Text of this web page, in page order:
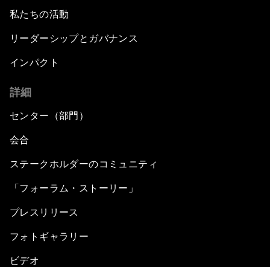
私たちの活動
リーダーシップとガバナンス
インパクト
詳細
センター（部門）
会合
ステークホルダーのコミュニティ
「フォーラム・ストーリー」
プレスリリース
フォトギャラリー
ビデオ